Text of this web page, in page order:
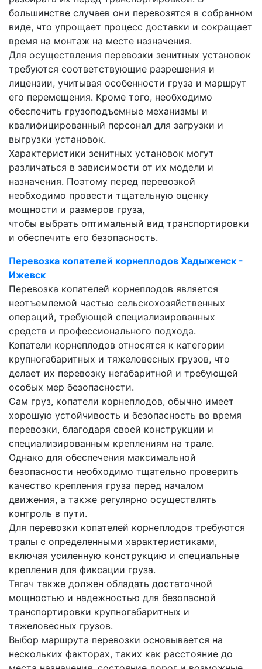
большинстве случаев они перевозятся в собранном
виде, что упрощает процесс доставки и сокращает
время на монтаж на месте назначения.
Для осуществления перевозки зенитных установок
требуются соответствующие разрешения и
лицензии, учитывая особенности груза и маршрут
его перемещения. Кроме того, необходимо
обеспечить грузоподъемные механизмы и
квалифицированный персонал для загрузки и
выгрузки установок.
Характеристики зенитных установок могут
различаться в зависимости от их модели и
назначения. Поэтому перед перевозкой
необходимо провести тщательную оценку
мощности и размеров груза,
чтобы выбрать оптимальный вид транспортировки
и обеспечить его безопасность.
Перевозка копателей корнеплодов Хадыженск -
Ижевск
Перевозка копателей корнеплодов является
неотъемлемой частью сельскохозяйственных
операций, требующей специализированных
средств и профессионального подхода.
Копатели корнеплодов относятся к категории
крупногабаритных и тяжеловесных грузов, что
делает их перевозку негабаритной и требующей
особых мер безопасности.
Сам груз, копатели корнеплодов, обычно имеет
хорошую устойчивость и безопасность во время
перевозки, благодаря своей конструкции и
специализированным креплениям на трале.
Однако для обеспечения максимальной
безопасности необходимо тщательно проверить
качество крепления груза перед началом
движения, а также регулярно осуществлять
контроль в пути.
Для перевозки копателей корнеплодов требуются
тралы с определенными характеристиками,
включая усиленную конструкцию и специальные
крепления для фиксации груза.
Тягач также должен обладать достаточной
мощностью и надежностью для безопасной
транспортировки крупногабаритных и
тяжеловесных грузов.
Выбор маршрута перевозки основывается на
нескольких факторах, таких как расстояние до